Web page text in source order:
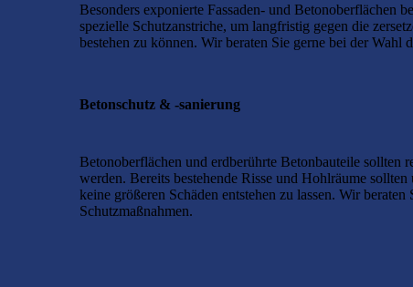
Besonders exponierte Fassaden- und Betonoberflächen
spezielle Schutzanstriche, um langfristig gegen die
bestehen zu können. Wir beraten Sie gerne bei der Wahl
Betonschutz & -sanierung
Betonoberflächen und erdberührte Betonbauteile sollten
werden. Bereits bestehende Risse und Hohlräume
keine größeren Schäden entstehen zu lassen. Wir
Schutzmaßnahmen.